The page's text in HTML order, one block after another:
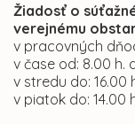
Žiadosť o
verejnému
v pracovných
v čase od: 8.00 h.
v stredu do: 16.00
v piatok do: 14.00